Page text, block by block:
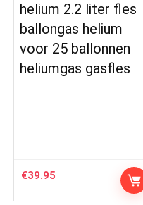
helium 2.2 liter fles
ballongas helium
voor 25 ballonnen
heliumgas gasfles
€39.95